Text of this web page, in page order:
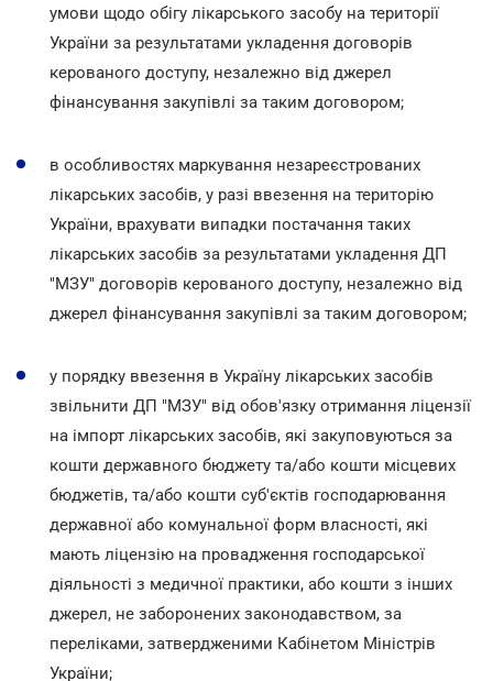
умови щодо обігу лікарського засобу на території
України за результатами укладення договорів
керованого доступу, незалежно від джерел
фінансування закупівлі за таким договором;
в особливостях маркування незареєстрованих
лікарських засобів, у разі ввезення на територію
України, врахувати випадки постачання таких
лікарських засобів за результатами укладення ДП
"МЗУ" договорів керованого доступу, незалежно від
джерел фінансування закупівлі за таким договором;
у порядку ввезення в Україну лікарських засобів
звільнити ДП "МЗУ" від обов'язку отримання ліцензії
на імпорт лікарських засобів, які закуповуються за
кошти державного бюджету та/або кошти місцевих
бюджетів, та/або кошти суб'єктів господарювання
державної або комунальної форм власності, які
мають ліцензію на провадження господарської
діяльності з медичної практики, або кошти з інших
джерел, не заборонених законодавством, за
переліками, затвердженими Кабінетом Міністрів
України;